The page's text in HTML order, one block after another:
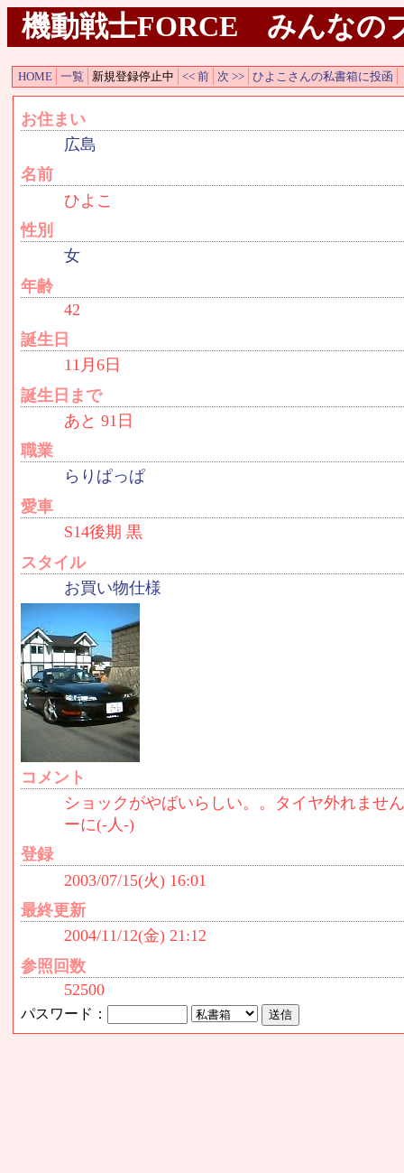
機動戦士FORCE みんなの
HOME 一覧 新規登録停止中 << 前 次 >> ひよこさんの私書箱に投函
お住まい
広島
名前
ひよこ
性別
女
年齢
42
誕生日
11月6日
誕生日まで
あと 91日
職業
らりぱっぱ
愛車
S14後期 黒
スタイル
お買い物仕様
コメント
ショックがやばいらしい。。タイヤ外れませ
ーに(-人-)
登録
2003/07/15(火) 16:01
最終更新
2004/11/12(金) 21:12
参照回数
52500
パスワード：